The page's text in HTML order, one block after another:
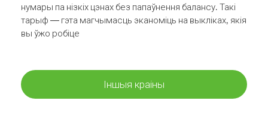
нумары па нізкіх цэнах без папаўнення балансу. Такі
тарыф — гэта магчымасць эканоміць на выкліках, якія
вы ўжо робіце
Іншыя краіны